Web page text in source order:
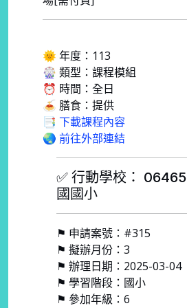
🌞 年度：113
🎡 類型：課程模組
⏰ 時間：全日
🍝 膳食：提供
📑 下載課程內容
🌏 前往外部連結
✅ 行動學校：
國國小
⚑ 申請案號：#315
⚑ 擬辦月份：3
⚑ 辦理日期：2025-03-04
⚑ 學習階段：國小
⚑ 參加年級：6